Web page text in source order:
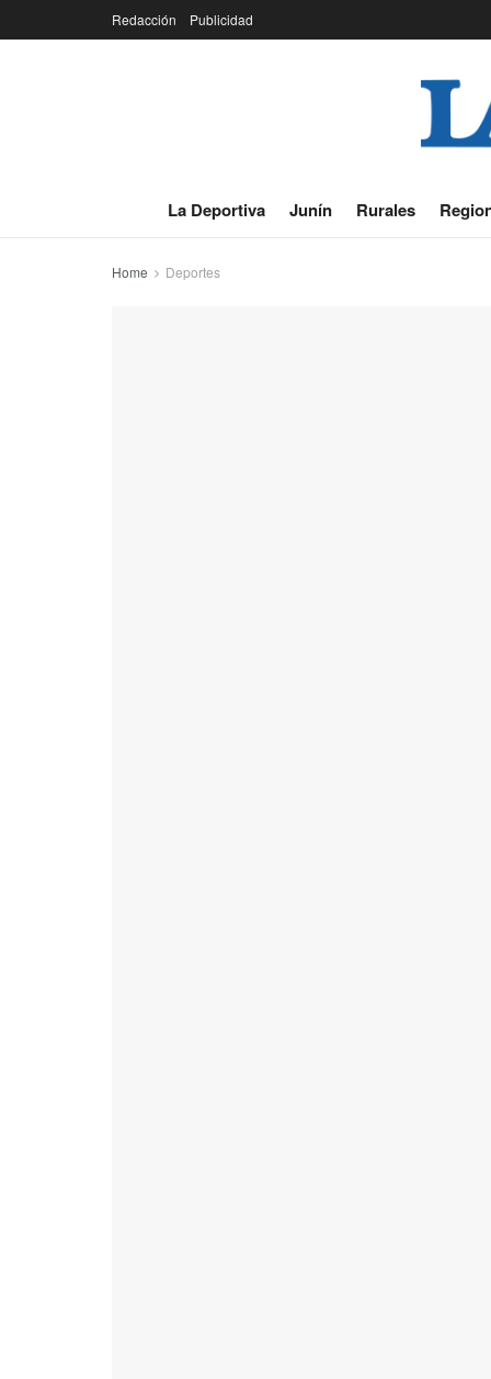
Redacción Publicidad
La Deportiva Junín Rurales
Home Deportes